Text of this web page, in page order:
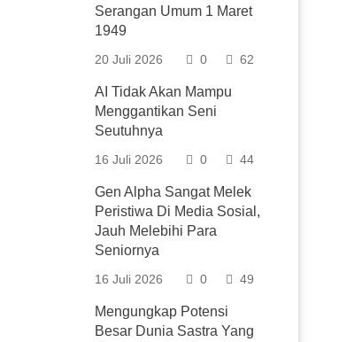
Serangan Umum 1 Maret
1949
20 Juli 2026 0 62
AI Tidak Akan Mampu
Menggantikan Seni
Seutuhnya
16 Juli 2026 0 44
Gen Alpha Sangat Melek
Peristiwa Di Media Sosial,
Jauh Melebihi Para
Seniornya
16 Juli 2026 0 49
Mengungkap Potensi
Besar Dunia Sastra Yang